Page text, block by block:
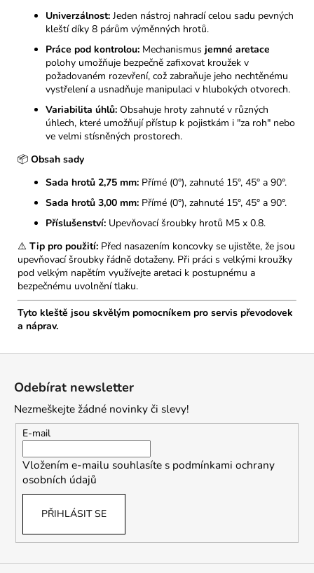
Univerzálnost: Jeden nástroj nahradí celou sadu pevných
kleští díky 8 párům výměnných hrotů.
Práce pod kontrolou: Mechanismus jemné aretace
polohy umožňuje bezpečně zafixovat kroužek v
požadovaném rozevření, což zabraňuje jeho nechtěnému
vystřelení a usnadňuje manipulaci v hlubokých otvorech.
Variabilita úhlů: Obsahuje hroty zahnuté v různých
úhlech, které umožňují přístup k pojistkám i "za roh" nebo
ve velmi stísněných prostorech.
📦 Obsah sady
Sada hrotů 2,75 mm: Přímé (0°), zahnuté 15°, 45° a 90°.
Sada hrotů 3,00 mm: Přímé (0°), zahnuté 15°, 45° a 90°.
Příslušenství: Upevňovací šroubky hrotů M5 x 0.8.
⚠️ Tip pro použití: Před nasazením koncovky se ujistěte, že jsou
upevňovací šroubky řádně dotaženy. Při práci s velkými kroužky
pod velkým napětím využívejte aretaci k postupnému a
bezpečnému uvolnění tlaku.
Tyto kleště jsou skvělým pomocníkem pro servis převodovek
a náprav.
Odebírat newsletter
Nezmeškejte žádné novinky či slevy!
E-mail
Vložením e-mailu souhlasíte s podmínkami ochrany
osobních údajů
PŘIHLÁSIT SE